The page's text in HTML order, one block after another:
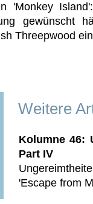
'Monkey
gewünscht
Threepwood
Weitere
Kolumne 46:
Part IV
'Escape from